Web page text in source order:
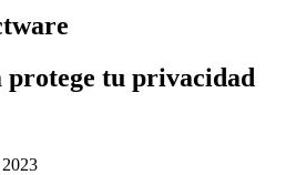
protege tu privacidad